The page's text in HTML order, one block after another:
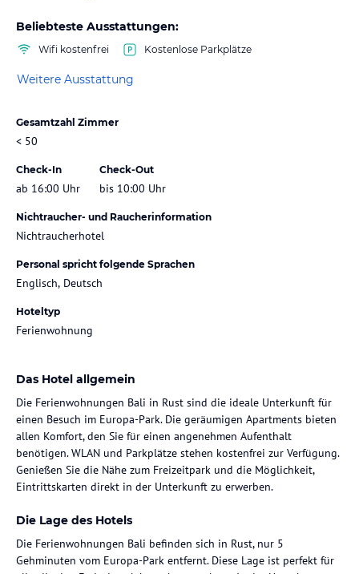
Beliebteste Ausstattungen:
Wifi kostenfrei Kostenlose Parkplätze
Weitere Ausstattung
Gesamtzahl Zimmer
< 50
Check-In
ab 16:00 Uhr
Check-Out
bis 10:00 Uhr
Nichtraucher- und Raucherinformation
Nichtraucherhotel
Personal spricht folgende Sprachen
Englisch, Deutsch
Hoteltyp
Ferienwohnung
Das Hotel allgemein
Die Ferienwohnungen Bali in Rust sind die ideale Unterkunft für
einen Besuch im Europa-Park. Die geräumigen Apartments bieten
allen Komfort, den Sie für einen angenehmen Aufenthalt
benötigen. WLAN und Parkplätze stehen kostenfrei zur Verfügung.
Genießen Sie die Nähe zum Freizeitpark und die Möglichkeit,
Eintrittskarten direkt in der Unterkunft zu erwerben.
Die Lage des Hotels
Die Ferienwohnungen Bali befinden sich in Rust, nur 5
Gehminuten vom Europa-Park entfernt. Diese Lage ist perfekt für